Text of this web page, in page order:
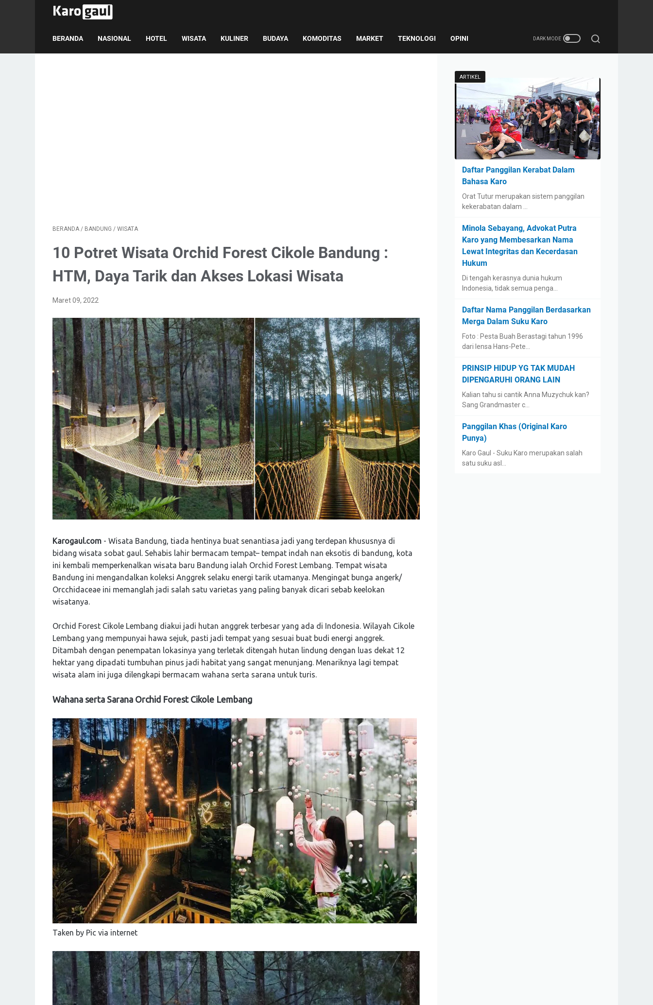
BERANDA NASIONAL HOTEL WISATA KULINER BUDAYA KOMODITAS MARKET TEKNOLOGI OPINI
BERANDA / BANDUNG / WISATA
10 Potret Wisata Orchid Forest Cikole Bandung :
HTM, Daya Tarik dan Akses Lokasi Wisata
Maret 09, 2022
Karogaul.com - Wisata Bandung, tiada hentinya buat senantiasa jadi yang terdepan khususnya di
bidang wisata sobat gaul. Sehabis lahir bermacam tempat– tempat indah nan eksotis di bandung, kota
ini kembali memperkenalkan wisata baru Bandung ialah Orchid Forest Lembang. Tempat wisata
Bandung ini mengandalkan koleksi Anggrek selaku energi tarik utamanya. Mengingat bunga angerk/
Orcchidaceae ini memanglah jadi salah satu varietas yang paling banyak dicari sebab keelokan
wisatanya.
Orchid Forest Cikole Lembang diakui jadi hutan anggrek terbesar yang ada di Indonesia. Wilayah Cikole
Lembang yang mempunyai hawa sejuk, pasti jadi tempat yang sesuai buat budi energi anggrek.
Ditambah dengan penempatan lokasinya yang terletak ditengah hutan lindung dengan luas dekat 12
hektar yang dipadati tumbuhan pinus jadi habitat yang sangat menunjang. Menariknya lagi tempat
wisata alam ini juga dilengkapi bermacam wahana serta sarana untuk turis.
Wahana serta Sarana Orchid Forest Cikole Lembang
Taken by Pic via internet
ARTIKEL
Daftar Panggilan Kerabat Dalam
Bahasa Karo
Orat Tutur merupakan sistem panggilan
kekerabatan dalam …
Minola Sebayang, Advokat Putra
Karo yang Membesarkan Nama
Lewat Integritas dan Kecerdasan
Hukum
Di tengah kerasnya dunia hukum
Indonesia, tidak semua penga…
Daftar Nama Panggilan Berdasarkan
Merga Dalam Suku Karo
Foto : Pesta Buah Berastagi tahun 1996
dari lensa Hans-Pete…
PRINSIP HIDUP YG TAK MUDAH
DIPENGARUHI ORANG LAIN
Kalian tahu si cantik Anna Muzychuk kan?
Sang Grandmaster c…
Panggilan Khas (Original Karo
Punya)
Karo Gaul - Suku Karo merupakan salah
satu suku asl…